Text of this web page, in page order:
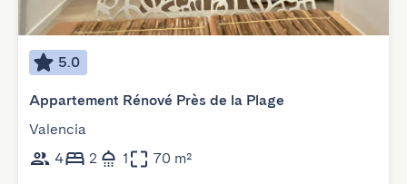
5.0
Appartement Rénové Près de la Plage
Valencia
4
2 1 70 m²